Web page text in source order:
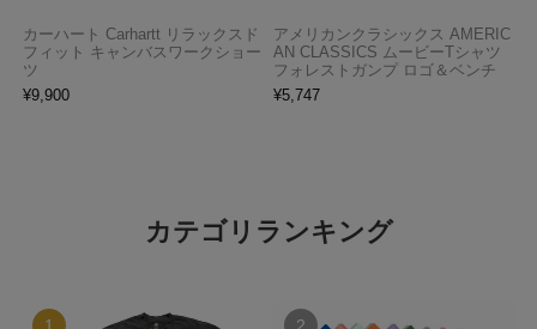
カーハート Carhartt リラックスド
フィット キャンバスワークショー
ツ
¥9,900
アメリカンクラシックス AMERIC
AN CLASSICS ムービーTシャツ
フォレストガンプ ロゴ＆ベンチ
¥5,747
カテゴリランキング